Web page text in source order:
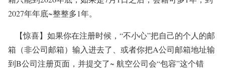
2027年年底~整整多1年。
【惊喜】如果你在注册时候，“不小心”把自己的个人的邮
箱（非公司邮箱）输入进去了、或者你把A公司邮箱地址输
到B公司注册页面，并提交了~ 航空公司会“包容”这个错